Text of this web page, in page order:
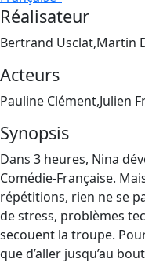
Réalisateur
Bertrand Usclat,Martin
Acteurs
Pauline Clément,Julien
Synopsis
Dans 3 heures, Nina
Comédie-Française.
répétitions, rien ne se
de stress, problèmes
secouent la troupe.
que d’aller jusqu’au